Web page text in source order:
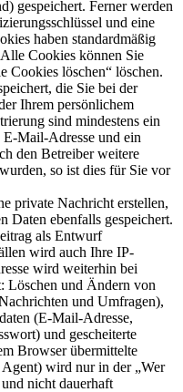
gespeichert. Ferner werden
und eine
haben standardmäßig
Cookies können Sie
Cookies löschen“ löschen.
die Sie bei der
Ihrem persönlichem
sind mindestens ein
E-Mail-Adresse und ein
den Betreiber weitere
so ist dies für Sie vor
private Nachricht erstellen,
Daten ebenfalls gespeichert.
als Entwurf
wird auch Ihre IP-
wird weiterhin bei
Löschen und Ändern von
und Umfragen),
(E-Mail-Adresse,
und gescheiterte
Browser übermittelte
wird nur in der „Wer
nicht dauerhaft